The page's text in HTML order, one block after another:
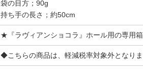
袋の目方；90g
持ち手の長さ；約50cm
★『ラヴィアンショコラ』ホール用の専用
◆こちらの商品は、軽減税率対象外となりま